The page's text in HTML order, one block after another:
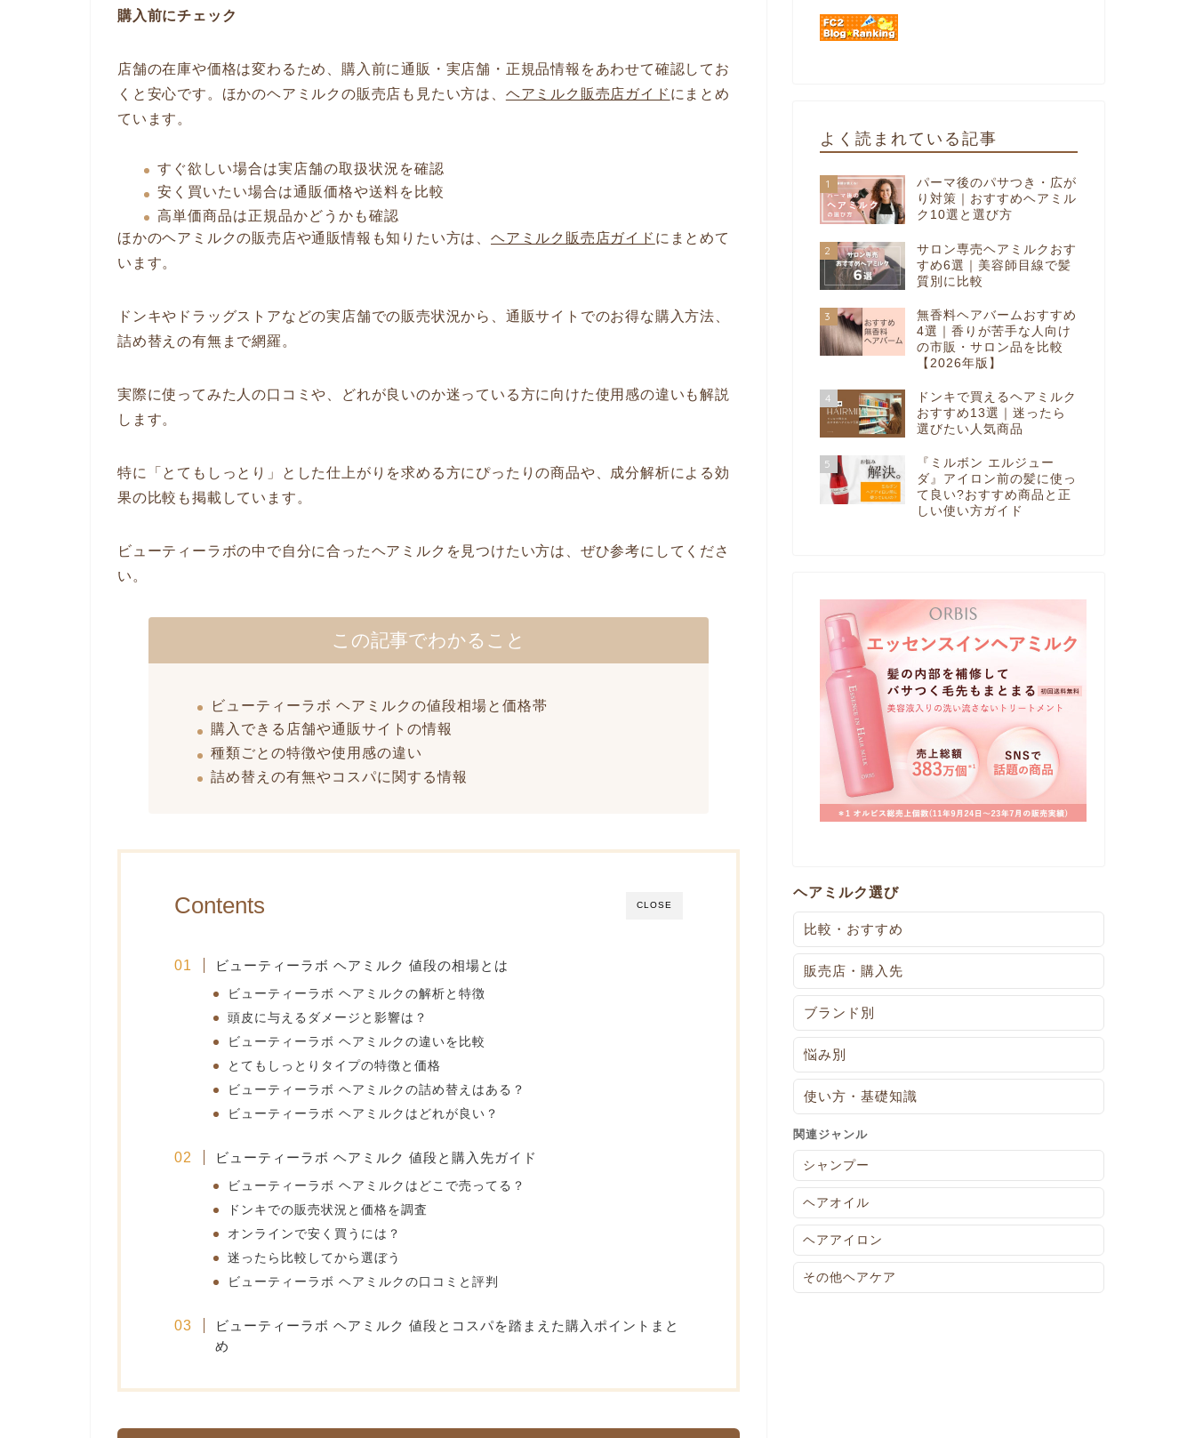
購入前にチェック
店舗の在庫や価格は変わるため、購入前に通販・実店舗・正規品情報をあわせて確認してお
くと安心です。ほかのヘアミルクの販売店も見たい方は、 ヘアミルク販売店ガイド にまとめ
ています。
すぐ欲しい場合は実店舗の取扱状況を確認
安く買いたい場合は通販価格や送料を比較
高単価商品は正規品かどうかも確認
ほかのヘアミルクの販売店や通販情報も知りたい方は、 ヘアミルク販売店ガイド にまとめて
います。
ドンキやドラッグストアなどの実店舗での販売状況から、通販サイトでのお得な購入方法、
詰め替えの有無まで網羅。
実際に使ってみた人の口コミや、どれが良いのか迷っている方に向けた使用感の違いも解説
します。
特に「とてもしっとり」とした仕上がりを求める方にぴったりの商品や、成分解析による効
果の比較も掲載しています。
ビューティーラボの中で自分に合ったヘアミルクを見つけたい方は、ぜひ参考にしてくださ
い。
この記事でわかること
ビューティーラボ ヘアミルクの値段相場と価格帯
購入できる店舗や通販サイトの情報
種類ごとの特徴や使用感の違い
詰め替えの有無やコスパに関する情報
CLOSE
Contents
ビューティーラボ ヘアミルク 値段の相場とは
ビューティーラボ ヘアミルクの解析と特徴
頭皮に与えるダメージと影響は？
ビューティーラボ ヘアミルクの違いを比較
とてもしっとりタイプの特徴と価格
ビューティーラボ ヘアミルクの詰め替えはある？
ビューティーラボ ヘアミルクはどれが良い？
ビューティーラボ ヘアミルク 値段と購入先ガイド
ビューティーラボ ヘアミルクはどこで売ってる？
ドンキでの販売状況と価格を調査
オンラインで安く買うには？
迷ったら比較してから選ぼう
ビューティーラボ ヘアミルクの口コミと評判
ビューティーラボ ヘアミルク 値段とコスパを踏まえた購入ポイントまと
め
よく読まれている記事
1
パーマ後のパサつき・広が
り対策｜おすすめヘアミル
ク10選と選び方
2
サロン専売ヘアミルクおす
すめ6選｜美容師目線で髪
質別に比較
3
無香料ヘアバームおすすめ
4選｜香りが苦手な人向け
の市販・サロン品を比較
【2026年版】
4
ドンキで買えるヘアミルク
おすすめ13選｜迷ったら
選びたい人気商品
5
『ミルボン エルジュー
ダ』アイロン前の髪に使っ
て良い?おすすめ商品と正
しい使い方ガイド
ヘアミルク選び
比較・おすすめ
販売店・購入先
ブランド別
悩み別
使い方・基礎知識
関連ジャンル
シャンプー
ヘアオイル
ヘアアイロン
その他ヘアケア